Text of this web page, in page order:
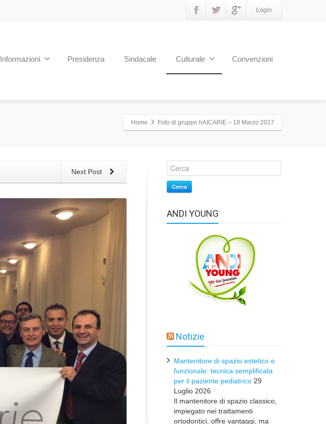
Login
Informazioni Presidenza Sindacale Culturale Convenzioni
Home Foto di gruppo hAICARIE – 18 Marzo 2017
Next Post
Cerca
ANDI YOUNG
Notizie
Mantenitore di spazio estetico e
funzionale: tecnica semplificata
per il paziente pediatrico 29
Luglio 2026
Il mantenitore di spazio classico,
impiegato nei trattamenti
ortodontici, offre vantaggi, ma